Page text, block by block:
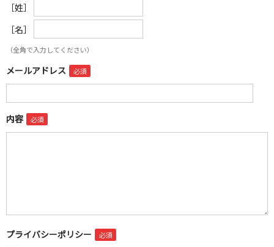
［姓］
［名］
（全角で入力してください）
メールアドレス
内容
プライバシーポリシー